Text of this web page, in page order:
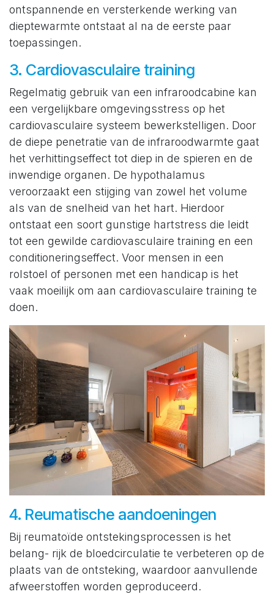
ontspannende en versterkende werking van
dieptewarmte ontstaat al na de eerste paar
toepassingen.
3. Cardiovasculaire training
Regelmatig gebruik van een infraroodcabine kan
een vergelijkbare omgevingsstress op het
cardiovasculaire systeem bewerkstelligen. Door
de diepe penetratie van de infraroodwarmte gaat
het verhittingseffect tot diep in de spieren en de
inwendige organen. De hypothalamus
veroorzaakt een stijging van zowel het volume
als van de snelheid van het hart. Hierdoor
ontstaat een soort gunstige hartstress die leidt
tot een gewilde cardiovasculaire training en een
conditioneringseffect. Voor mensen in een
rolstoel of personen met een handicap is het
vaak moeilijk om aan cardiovasculaire training te
doen.
4. Reumatische aandoeningen
Bij reumatoïde ontstekingsprocessen is het
belang- rijk de bloedcirculatie te verbeteren op de
plaats van de ontsteking, waardoor aanvullende
afweerstoffen worden geproduceerd.